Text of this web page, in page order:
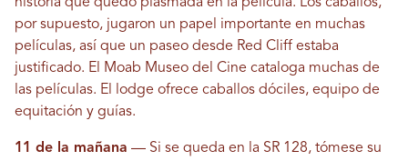
por supuesto, jugaron un papel importante en muchas
películas, así que un paseo desde Red Cliff estaba
justificado. El Moab Museo del Cine cataloga muchas de
las películas. El lodge ofrece caballos dóciles, equipo de
equitación y guías.
11 de la mañana — Si se queda en la SR 128, tómese su